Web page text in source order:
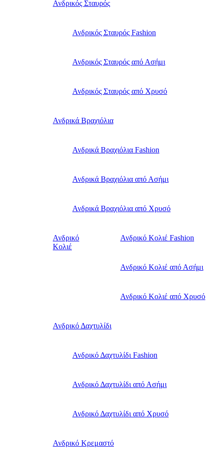
Ανδρικός Σταυρός
Ανδρικός Σταυρός Fashion
Ανδρικός Σταυρός από Ασήμι
Ανδρικός Σταυρός από Χρυσό
Ανδρικά Βραχιόλια
Ανδρικά Βραχιόλια Fashion
Ανδρικά Βραχιόλια από Ασήμι
Ανδρικά Βραχιόλια από Χρυσό
Ανδρικό
Κολιέ
Ανδρικό Κολιέ Fashion
Ανδρικό Κολιέ από Ασήμι
Ανδρικό Κολιέ από Χρυσό
Ανδρικό Δαχτυλίδι
Ανδρικό Δαχτυλίδι Fashion
Ανδρικό Δαχτυλίδι από Ασήμι
Ανδρικό Δαχτυλίδι από Χρυσό
Ανδρικό Κρεμαστό